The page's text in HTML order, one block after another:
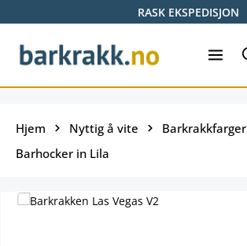
RASK EKSPEDISJON
Hjem Nyttig å vite
Barkrakkfarger
Barhocker in Lila